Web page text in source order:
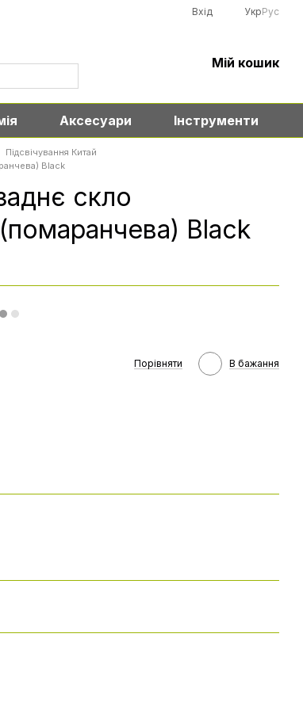
Вхід УкрРус
Мій кошик
Аксесуари Інструменти
Підсвічування Китай
Black
скло
Black
Порівняти В бажання